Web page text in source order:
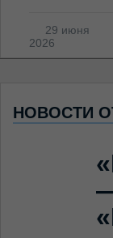
29 июня
2026
НОВОСТИ